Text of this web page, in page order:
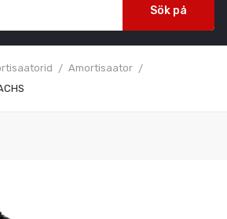
Sök på
Amortisaator